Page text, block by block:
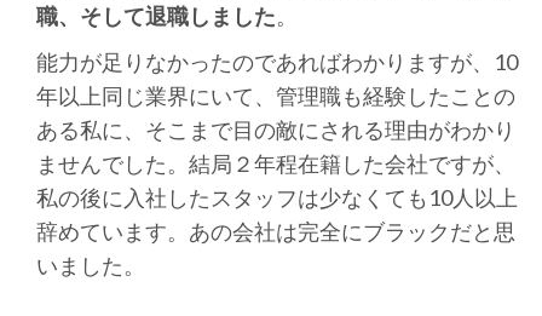
職、そして退職しました。
能力が足りなかったのであればわかりますが、10
年以上同じ業界にいて、管理職も経験したことの
ある私に、そこまで目の敵にされる理由がわかり
ませんでした。結局２年程在籍した会社ですが、
私の後に入社したスタッフは少なくても10人以上
辞めています。あの会社は完全にブラックだと思
いました。